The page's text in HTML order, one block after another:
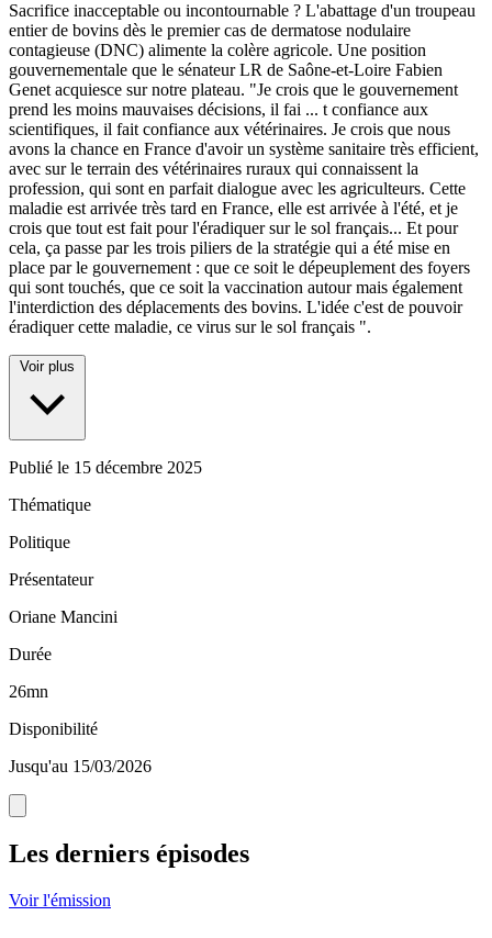
Sacrifice inacceptable ou incontournable ? L'abattage d'un troupeau
entier de bovins dès le premier cas de dermatose nodulaire
contagieuse (DNC) alimente la colère agricole. Une position
gouvernementale que le sénateur LR de Saône-et-Loire Fabien
Genet acquiesce sur notre plateau. "Je crois que le gouvernement
prend les moins mauvaises décisions, il fai ... t confiance aux
scientifiques, il fait confiance aux vétérinaires. Je crois que nous
avons la chance en France d'avoir un système sanitaire très efficient,
avec sur le terrain des vétérinaires ruraux qui connaissent la
profession, qui sont en parfait dialogue avec les agriculteurs. Cette
maladie est arrivée très tard en France, elle est arrivée à l'été, et je
crois que tout est fait pour l'éradiquer sur le sol français... Et pour
cela, ça passe par les trois piliers de la stratégie qui a été mise en
place par le gouvernement : que ce soit le dépeuplement des foyers
qui sont touchés, que ce soit la vaccination autour mais également
l'interdiction des déplacements des bovins. L'idée c'est de pouvoir
éradiquer cette maladie, ce virus sur le sol français ".
Voir plus
Publié le 15 décembre 2025
Thématique
Politique
Présentateur
Oriane Mancini
Durée
26mn
Disponibilité
Jusqu'au 15/03/2026
Les derniers épisodes
Voir l'émission